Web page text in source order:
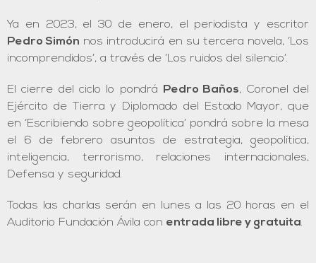
Ya en 2023, el 30 de enero, el periodista y escritor
Pedro Simón nos introducirá en su tercera novela, ‘Los
incomprendidos’, a través de ‘Los ruidos del silencio’.
El cierre del ciclo lo pondrá Pedro Baños, Coronel del
Ejército de Tierra y Diplomado del Estado Mayor, que
en ‘Escribiendo sobre geopolítica’ pondrá sobre la mesa
el 6 de febrero asuntos de estrategia, geopolítica,
inteligencia, terrorismo, relaciones internacionales,
Defensa y seguridad.
Todas las charlas serán en lunes a las 20 horas en el
Auditorio Fundación Ávila con entrada libre y gratuita.